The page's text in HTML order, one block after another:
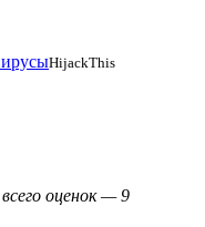
HijackThis
оценок — 9